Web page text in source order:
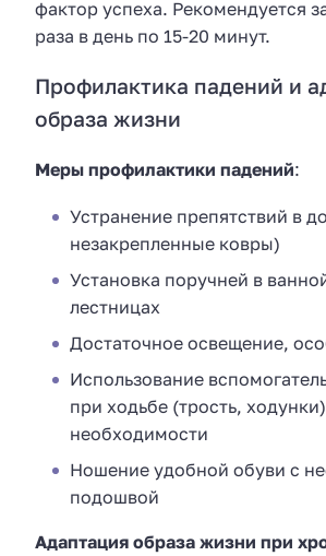
фактор успеха. Рекомендуется
раза в день по 15-20 минут.
Профилактика падений и
образа жизни
Меры профилактики падений:
Устранение препятствий в
незакрепленные ковры)
Установка поручней в
лестницах
Достаточное освещение,
Использование
при ходьбе (трость,
необходимости
Ношение удобной обуви с
подошвой
Адаптация образа жизни при